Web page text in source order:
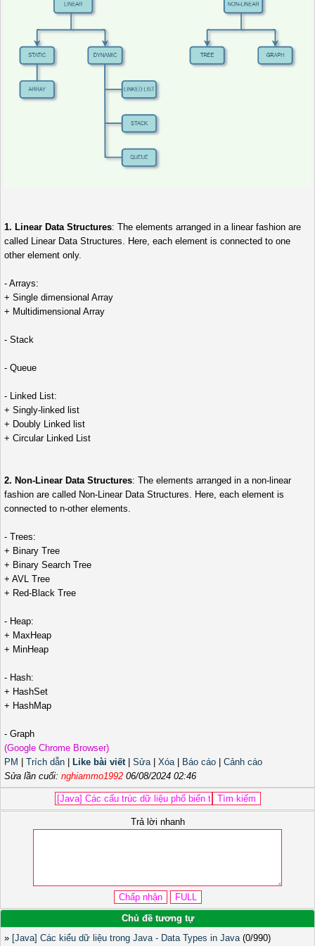
1. Linear Data Structures: The elements arranged in a linear fashion are
called Linear Data Structures. Here, each element is connected to one
other element only.
- Arrays:
+ Single dimensional Array
+ Multidimensional Array
- Stack
- Queue
- Linked List:
+ Singly-linked list
+ Doubly Linked list
+ Circular Linked List
2. Non-Linear Data Structures: The elements arranged in a non-linear
fashion are called Non-Linear Data Structures. Here, each element is
connected to n-other elements.
- Trees:
+ Binary Tree
+ Binary Search Tree
+ AVL Tree
+ Red-Black Tree
- Heap:
+ MaxHeap
+ MinHeap
- Hash:
+ HashSet
+ HashMap
- Graph
(Google Chrome Browser)
PM
Trích dẫn Like bài viết| Sửa| Xóa| Báo cáo
Cảnh cáo
Sửa lần cuối: nghiammo1992 06/08/2024 02:46
Trả lời nhanh
Chủ đề tương tự
» [Java] Các kiểu dữ liệu trong Java - Data Types in Java(0/990)